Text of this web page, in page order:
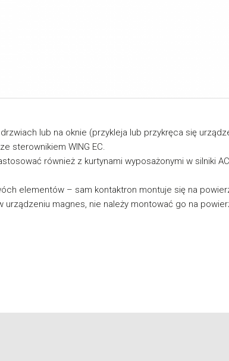
lub na oknie (przykleja lub przykręca się
sterownikiem WING EC.
również z kurtynami wyposażonymi w silniki
elementów – sam kontaktron montuje się na
urządzeniu magnes, nie należy montować go na